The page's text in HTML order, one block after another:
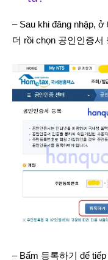
– Sau khi đăng nhập,
더 rồi chọn 공인인증
– Bấm 등록하기 để